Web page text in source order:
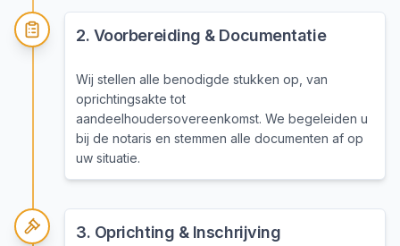
2. Voorbereiding & Documentatie
Wij stellen alle benodigde stukken op, van
oprichtingsakte tot
aandeelhoudersovereenkomst. We begeleiden u
bij de notaris en stemmen alle documenten af op
uw situatie.
3. Oprichting & Inschrijving